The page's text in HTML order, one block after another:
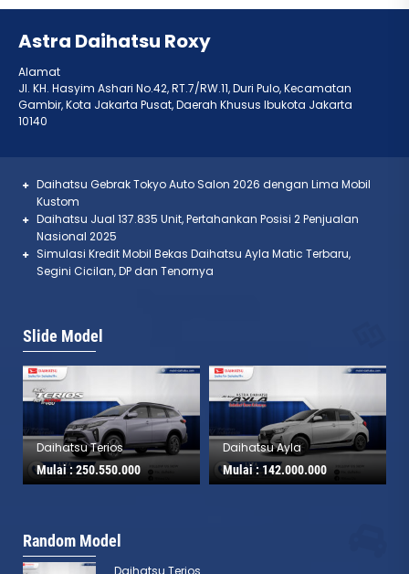
Astra Daihatsu Roxy
Alamat
Jl. KH. Hasyim Ashari No.42, RT.7/RW.11, Duri Pulo, Kecamatan
Gambir, Kota Jakarta Pusat, Daerah Khusus Ibukota Jakarta
10140
Daihatsu Gebrak Tokyo Auto Salon 2026 dengan Lima Mobil
Kustom
Daihatsu Jual 137.835 Unit, Pertahankan Posisi 2 Penjualan
Nasional 2025
Simulasi Kredit Mobil Bekas Daihatsu Ayla Matic Terbaru,
Segini Cicilan, DP dan Tenornya
Slide Model
Daihatsu Terios
Mulai :250.550.000
Daihatsu Ayla
Mulai :142.000.000
Random Model
Daihatsu Terios